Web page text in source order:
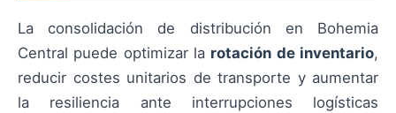
La consolidación de distribución en Bohemia
Central puede optimizar la rotación de inventario,
reducir costes unitarios de transporte y aumentar
la resiliencia ante interrupciones logísticas